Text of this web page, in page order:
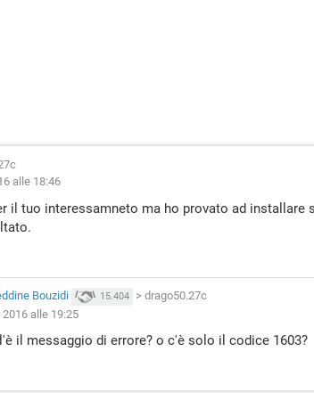
alle 18:46
il tuo interessamneto ma ho provato ad installare
Bouzidi 15.404 > drago50.27c
2016 alle 19:25
il messaggio di errore? o c'è solo il codice 1603?